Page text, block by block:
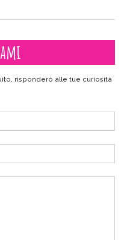
risponderò alle tue curiosità